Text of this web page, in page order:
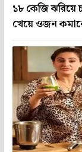
১৮ কেজি ঝরিয়ে
খেয়ে ওজন